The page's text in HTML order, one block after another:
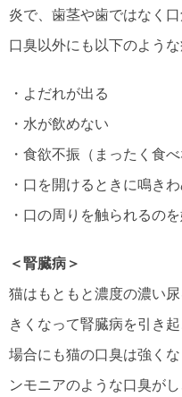
炎で、歯茎や歯ではなく
口臭以外にも以下のような
・よだれが出る
・水が飲めない
・食欲不振（まったく食
・口を開けるときに鳴きわ
・口の周りを触られるの
＜腎臓病＞
猫はもともと濃度の濃い
きくなって腎臓病を引き
場合にも猫の口臭は強く
ンモニアのような口臭が